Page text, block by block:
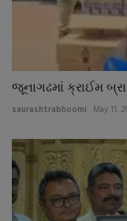
જૂનાગઢમાં ક્રાઈમ
saurashtrabhoomi May 11,